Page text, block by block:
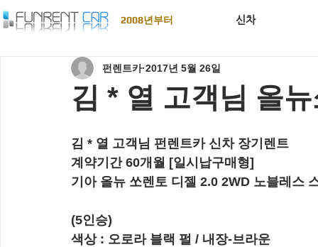
2008년부터 신차
김 * 열 고객님 올
펀렌트카 2017년 5월 26일
김 * 열 고객님 펀렌트카 신차 장기렌트
계약기간 60개월 [일시납구매형]
기아 올뉴 쏘렌토 디젤 2.0 2WD 노블레스
(5인승)
색상 : 오로라 블랙 펄 / 내장-브라운